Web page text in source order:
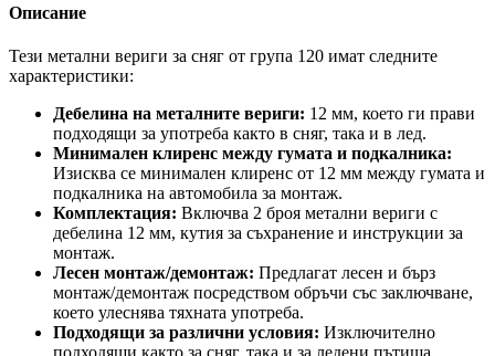
Описание
Тези метални вериги за сняг от група 120 имат следните
характеристики:
Дебелина на металните вериги: 12 мм, което ги прави
подходящи за употреба както в сняг, така и в лед.
Минимален клиренс между гумата и подкалника:
Изисква се минимален клиренс от 12 мм между гумата и
подкалника на автомобила за монтаж.
Комплектация: Включва 2 броя метални вериги с
дебелина 12 мм, кутия за съхранение и инструкции за
монтаж.
Лесен монтаж/демонтаж: Предлагат лесен и бърз
монтаж/демонтаж посредством обръчи със заключване,
което улеснява тяхната употреба.
Подходящи за различни условия: Изключително